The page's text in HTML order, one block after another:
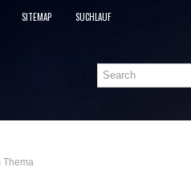
SITEMAP SUCHLAUF
Thema